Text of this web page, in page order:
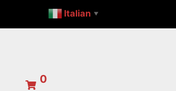
Italian ▼
0